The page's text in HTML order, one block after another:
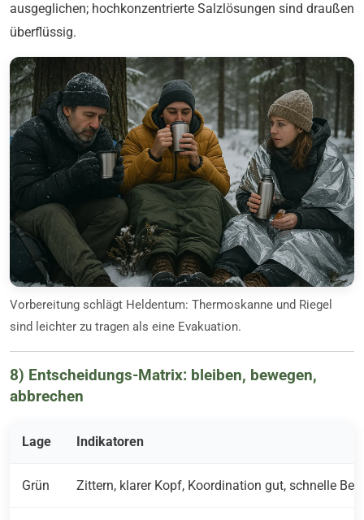
ausgeglichen; hochkonzentrierte Salzlösungen sind draußen
überflüssig.
Vorbereitung schlägt Heldentum: Thermoskanne und Riegel
sind leichter zu tragen als eine Evakuation.
8) Entscheidungs-Matrix: bleiben, bewegen,
abbrechen
Lage Indikatoren
Grün Zittern, klarer Kopf, Koordination gut, schnelle